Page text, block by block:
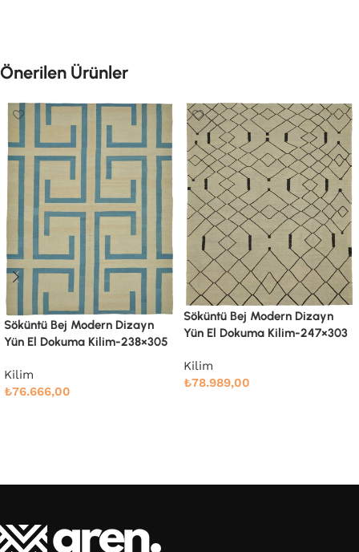
Önerilen Ürünler
Söküntü Bej Modern Dizayn
Yün El Dokuma Kilim-247×303
₺78.989,00
Söküntü Bej Modern Dizayn
Yün El Dokuma Kilim-260×334
Kilim
₺91.661,00